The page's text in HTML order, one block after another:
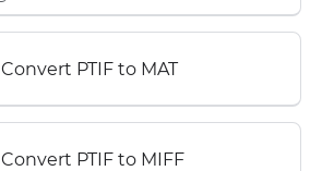
Convert PTIF to MAT
Convert PTIF to MIFF